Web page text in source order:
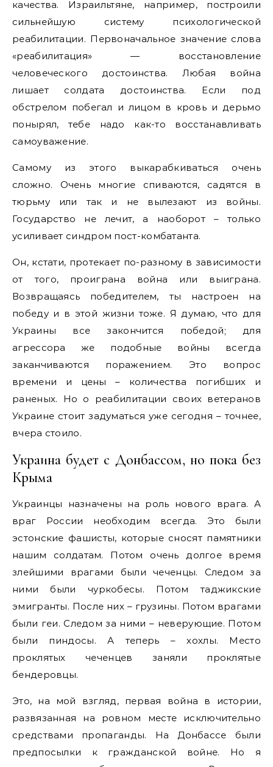
качества. Израильтяне, например, построили
сильнейшую систему психологической
реабилитации. Первоначальное значение слова
«реабилитация» — восстановление
человеческого достоинства. Любая война
лишает солдата достоинства. Если под
обстрелом побегал и лицом в кровь и дерьмо
понырял, тебе надо как-то восстанавливать
самоуважение.
Самому из этого выкарабкиваться очень
сложно. Очень многие спиваются, садятся в
тюрьму или так и не вылезают из войны.
Государство не лечит, а наоборот – только
усиливает синдром пост-комбатанта.
Он, кстати, протекает по-разному в зависимости
от того, проиграна война или выиграна.
Возвращаясь победителем, ты настроен на
победу и в этой жизни тоже. Я думаю, что для
Украины все закончится победой; для
агрессора же подобные войны всегда
заканчиваются поражением. Это вопрос
времени и цены – количества погибших и
раненых. Но о реабилитации своих ветеранов
Украине стоит задуматься уже сегодня – точнее,
вчера стоило.
Украина будет с Донбассом, но пока без
Крыма
Украинцы назначены на роль нового врага. А
враг России необходим всегда. Это были
эстонские фашисты, которые сносят памятники
нашим солдатам. Потом очень долгое время
злейшими врагами были чеченцы. Следом за
ними были чуркобесы. Потом таджикские
эмигранты. После них – грузины. Потом врагами
были геи. Следом за ними – неверующие. Потом
были пиндосы. А теперь – хохлы. Место
проклятых чеченцев заняли проклятые
бендеровцы.
Это, на мой взгляд, первая война в истории,
развязанная на ровном месте исключительно
средствами пропаганды. На Донбассе были
предпосылки к гражданской войне. Но я